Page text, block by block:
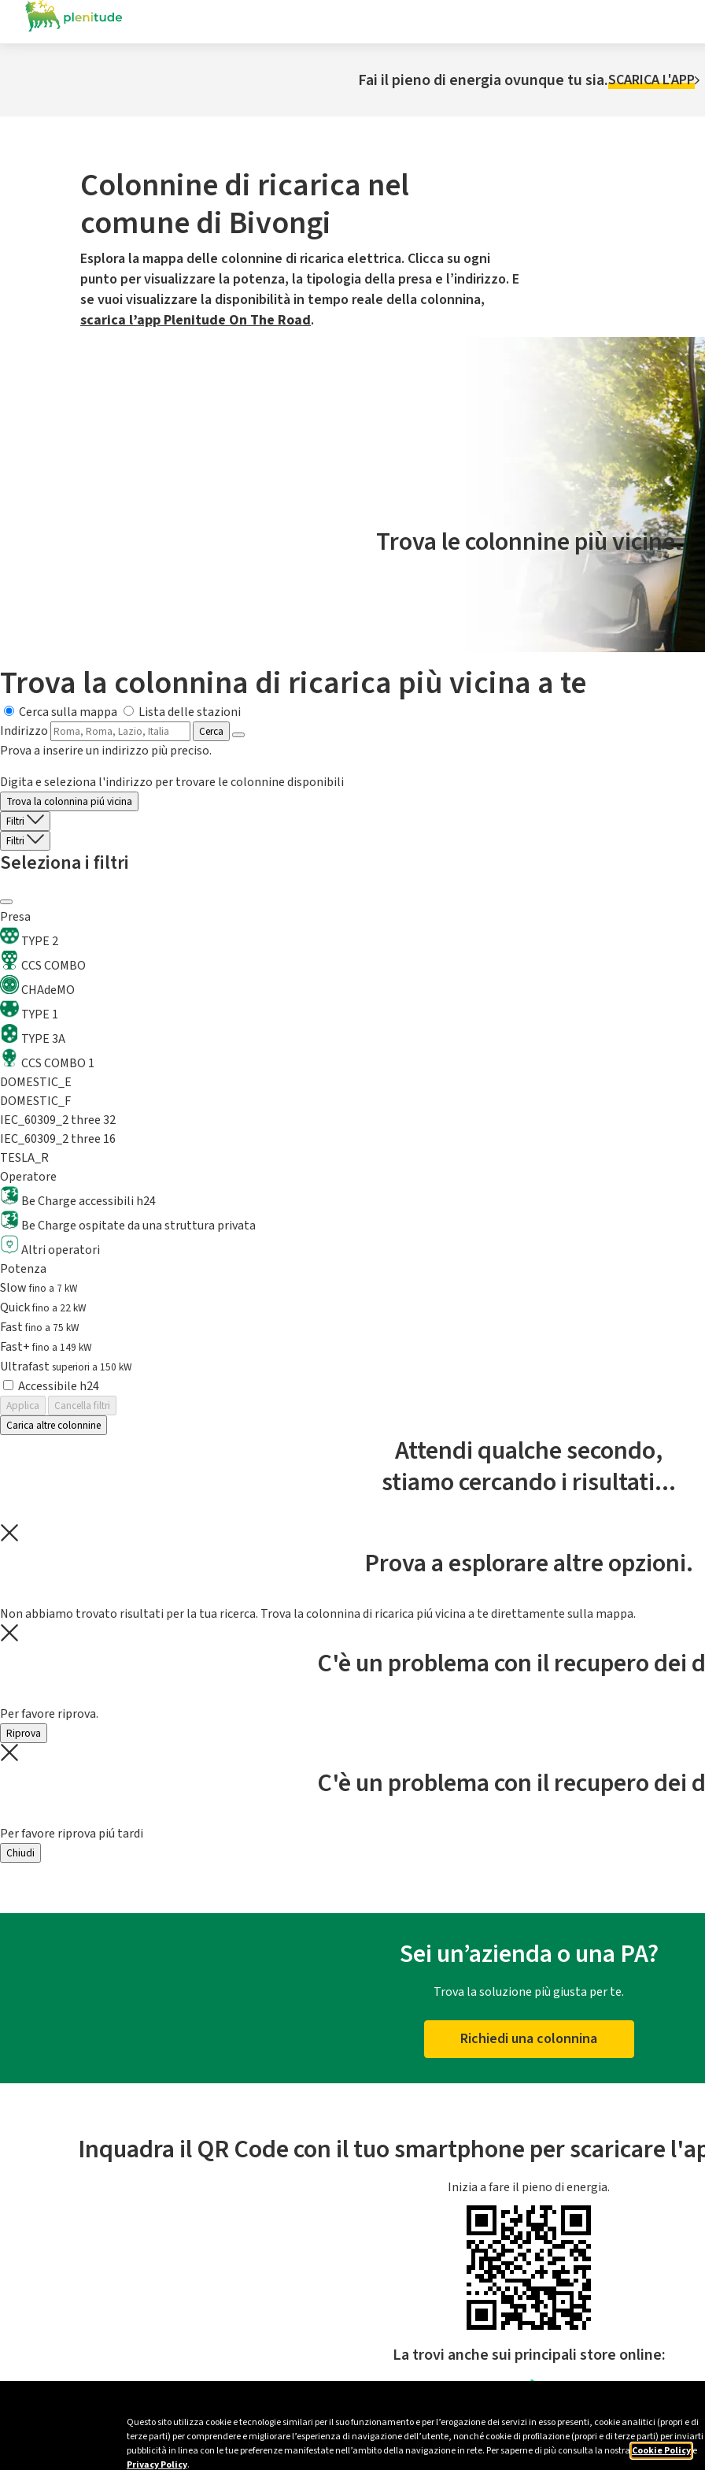
Questo sito utilizza cookie e tecnologie similari per il suo funzionamento e per l’erogazione dei servizi in esso presenti, cookie analitici (propri e di
terze parti) per comprendere e migliorare l’esperienza di navigazione dell’utente, nonché cookie di profilazione (propri e di terze parti) per inviarti
pubblicità in linea con le tue preferenze manifestate nell’ambito della navigazione in rete. Per saperne di più consulta la nostra Cookie Policye
Privacy Policy.
Fai il pieno di energia ovunque tu sia.SCARICA L'APP
Colonnine di ricarica nel
comune di Bivongi
Esplora la mappa delle colonnine di ricarica elettrica. Clicca su ogni
punto per visualizzare la potenza, la tipologia della presa e l’indirizzo. E
se vuoi visualizzare la disponibilità in tempo reale della colonnina,
scarica l’app Plenitude On The Road.
Il servizio di mobilità elettrica è gestito da Plenitude On The Road
Trova le colonnine più vicine.
Trova la colonnina di ricarica più vicina a te
Cerca sulla mappa
Lista delle stazioni
Indirizzo
Cerca
Prova a inserire un indirizzo più preciso.
Digita e seleziona l'indirizzo per trovare le colonnine disponibili
Trova la colonnina piú vicina
Filtri
Filtri
Seleziona i filtri
Presa
TYPE 2
CCS COMBO
CHAdeMO
TYPE 1
TYPE 3A
CCS COMBO 1
DOMESTIC_E
DOMESTIC_F
IEC_60309_2 three 32
IEC_60309_2 three 16
TESLA_R
Operatore
Be Charge accessibili h24
Be Charge ospitate da una struttura privata
Altri operatori
Potenza
Slowfino a 7 kW
Quickfino a 22 kW
Fastfino a 75 kW
Fast+fino a 149 kW
Ultrafast superiori a 150 kW
Accessibile h24
Applica
Cancella filtri
Carica altre colonnine
Attendi qualche secondo,
stiamo cercando i risultati...
Prova a esplorare altre opzioni.
Non abbiamo trovato risultati per la tua ricerca. Trova la colonnina di ricarica piú vicina a te direttamente sulla mappa.
C'è un problema con il recupero dei
Per favore riprova.
Riprova
C'è un problema con il recupero dei
Per favore riprova piú tardi
Chiudi
Sei un’azienda o una PA?
Trova la soluzione più giusta per te.
Richiedi una colonnina
Inquadra il QR Code con il tuo smartphone per scaricare
Inizia a fare il pieno di energia.
La trovi anche sui principali store online: